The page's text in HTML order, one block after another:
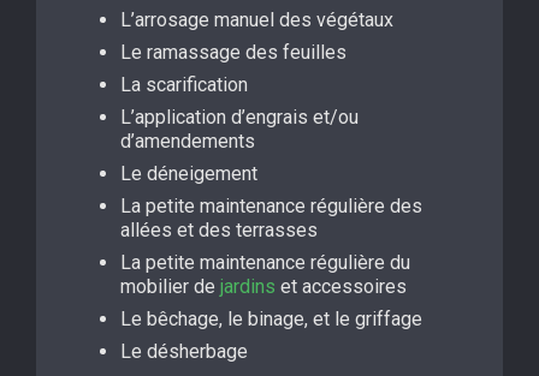
L’arrosage manuel des végétaux
Le ramassage des feuilles
La scarification
L’application d’engrais et/ou
d’amendements
Le déneigement
La petite maintenance régulière des
allées et des terrasses
La petite maintenance régulière du
mobilier de jardins et accessoires
Le bêchage, le binage, et le griffage
Le désherbage